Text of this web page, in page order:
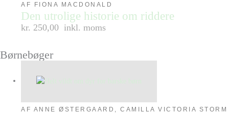
AF FIONA MACDONALD
Den utrolige historie om riddere
kr. 250,00 inkl. moms
Børnebøger
AF ANNE ØSTERGAARD, CAMILLA VICTORIA STORM